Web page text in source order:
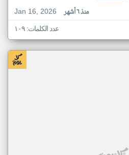
Jan 16, 2026
منذ ٦ أشهر
عدد الكلمات: ١٠٩